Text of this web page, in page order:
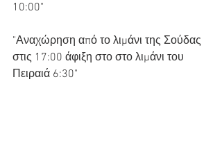
10:00"
"Αναχώρηση από το λιμάνι της Σούδας
στις 17:00 άφιξη στο στο λιμάνι του
Πειραιά 6:30"